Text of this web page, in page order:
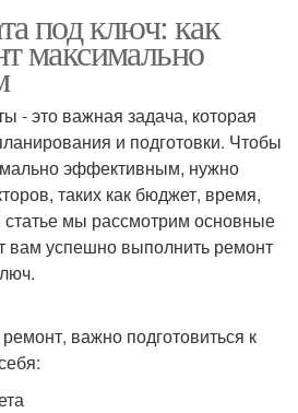
под ключ: как
максимально
- это важная задача, которая
и подготовки. Чтобы
эффективным, нужно
таких как бюджет, время,
статье мы рассмотрим основные
вам успешно выполнить ремонт
важно подготовиться к